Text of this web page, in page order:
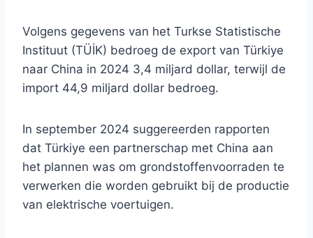
Volgens gegevens van het Turkse Statistische
Instituut (TÜİK) bedroeg de export van Türkiye
naar China in 2024 3,4 miljard dollar, terwijl de
import 44,9 miljard dollar bedroeg.
In september 2024 suggereerden rapporten
dat Türkiye een partnerschap met China aan
het plannen was om grondstoffenvoorraden te
verwerken die worden gebruikt bij de productie
van elektrische voertuigen.